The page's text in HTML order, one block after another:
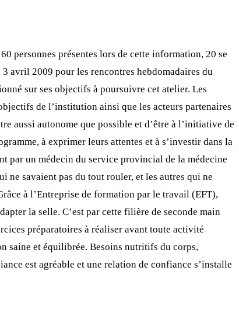
personnes présentes lors de cette information, 20 se
avril 2009 pour les rencontres hebdomadaires du
sur ses objectifs à poursuivre cet atelier. Les
de l’institution ainsi que les acteurs partenaires
aussi autonome que possible et d’être à l’initiative de
à exprimer leurs attentes et à s’investir dans la
par un médecin du service provincial de la médecine
ne savaient pas du tout rouler, et les autres qui ne
à l’Entreprise de formation par le travail (EFT),
la selle. C’est par cette filière de seconde main
préparatoires à réaliser avant toute activité
saine et équilibrée. Besoins nutritifs du corps,
est agréable et une relation de confiance s’installe